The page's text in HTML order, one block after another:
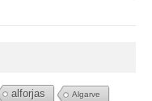
alforjas Algarve